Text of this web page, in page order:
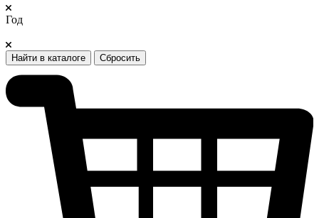
Год
Найти в каталоге Сбросить